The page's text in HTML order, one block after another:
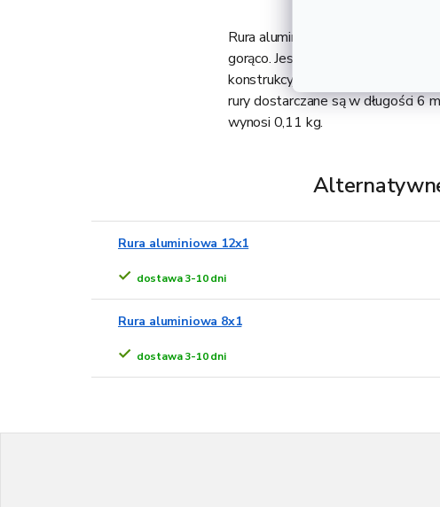
Rura aluminiowa 10x1 to
gorąco. Jest lżejsza od
konstrukcyjny, który znajduje
rury dostarczane są w długości 6
wynosi 0,11 kg.
Rura aluminiowa 12x1
dostawa 3-10 dni
Rura aluminiowa 8x1
dostawa 3-10 dni